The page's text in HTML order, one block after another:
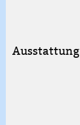
Ausstattung